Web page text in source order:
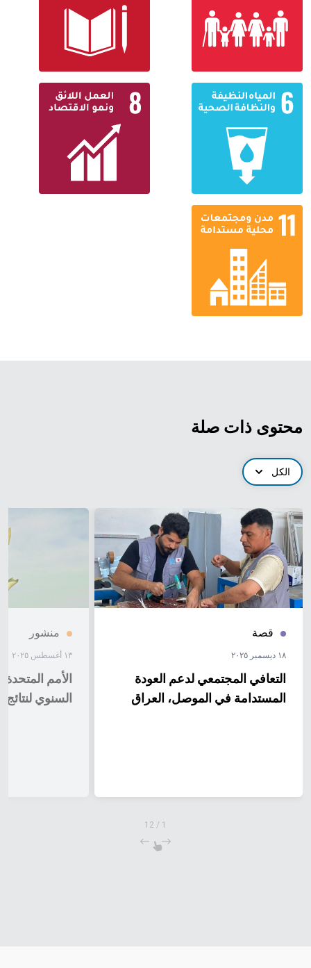
محتوى ذات صلة
الكل
قصة
١٨ ديسمبر ٢٠٢٥
التعافي المجتمعي لدعم العودة
المستدامة في الموصل، العراق
منشور
١٣ أغسطس ٢٠٢٥
الأمم
السنوي لنتائج
1
/
12